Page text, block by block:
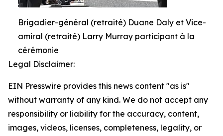
Brigadier-général (retraité) Duane Daly et Vice-
amiral (retraité) Larry Murray participant à la
cérémonie
Legal Disclaimer:
EIN Presswire provides this news content "as is"
without warranty of any kind. We do not accept any
responsibility or liability for the accuracy, content,
images, videos, licenses, completeness, legality, or